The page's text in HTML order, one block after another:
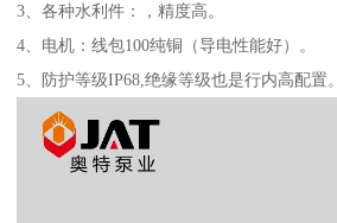
3、各种水利件：，精度高。
4、电机：线包100纯铜（导电性能好）。
5、防护等级IP68,绝缘等级也是行内高配置。